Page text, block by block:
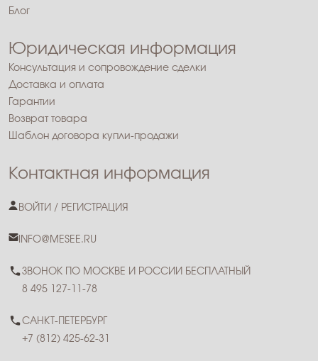
Блог
Юридическая информация
Консультация и сопровождение сделки
Доставка и оплата
Гарантии
Возврат товара
Шаблон договора купли-продажи
Контактная информация
ВОЙТИ / РЕГИСТРАЦИЯ
INFO@MESEE.RU
ЗВОНОК ПО МОСКВЕ И РОССИИ БЕСПЛАТНЫЙ
8 495 127-11-78
САНКТ-ПЕТЕРБУРГ
+7 (812) 425-62-31